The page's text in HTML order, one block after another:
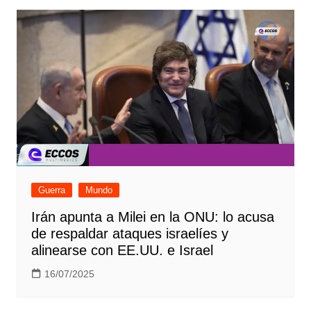
Guerra Mundo
Irán apunta a Milei en la ONU: lo acusa
de respaldar ataques israelíes y
alinearse con EE.UU. e Israel
16/07/2025